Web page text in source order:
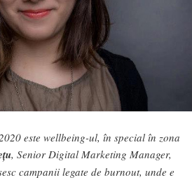
este wellbeing-ul, în special în zona
, Senior Digital Marketing Manager,
campanii legate de burnout, unde e